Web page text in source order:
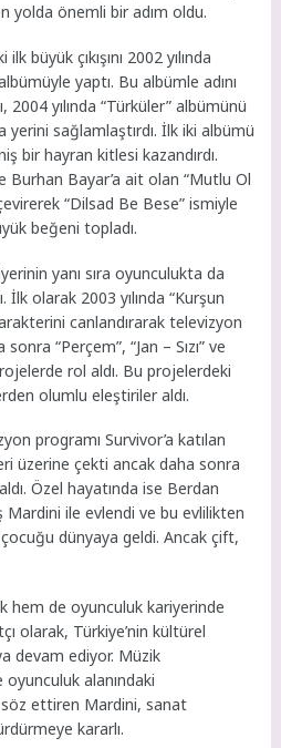
yolda önemli bir adım oldu.
büyük çıkışını 2002 yılında
yaptı. Bu albümle adını
2004 yılında “Türküler” albümünü
yerini sağlamlaştırdı. İlk iki albümü
bir hayran kitlesi kazandırdı.
Burhan Bayar’a ait olan “Mutlu Ol
“Dilsad Be Bese” ismiyle
beğeni topladı.
yanı sıra oyunculukta da
olarak 2003 yılında “Kurşun
canlandırarak televizyon
“Perçem”, “Jan – Sızı” ve
rol aldı. Bu projelerdeki
olumlu eleştiriler aldı.
programı Survivor’a katılan
üzerine çekti ancak daha sonra
Özel hayatında ise Berdan
Mardini ile evlendi ve bu evlilikten
dünyaya geldi. Ancak çift,
hem de oyunculuk kariyerinde
olarak, Türkiye’nin kültürel
devam ediyor. Müzik
alanındaki
söz ettiren Mardini, sanat
kararlı.